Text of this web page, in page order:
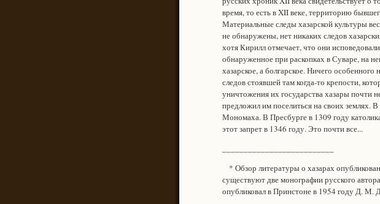
время, то есть в XII веке, территорию
Материальные следы хазарской культуры
не обнаружены, нет никаких следов
хотя Кирилл отмечает, что они
обнаруженное при раскопках в Суваре, на
хазарское, а болгарское. Ничего
следов стоявшей там когда-то крепости,
уничтожения их государства хазары почти
предложил им поселиться на своих землях.
Мономаха. В Пресбурге в 1309 году
этот запрет в 1346 году. Это почти все...
* Обзор литературы о хазарах
существуют две монографии русского
опубликовал в Принстоне в 1954 году Д. М.